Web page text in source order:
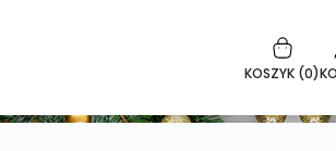
KOSZYK (0)